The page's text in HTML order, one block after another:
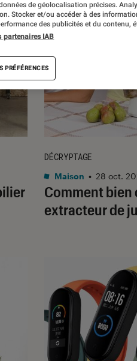
Comment bien
extracteur de
DÉCRYPTAGE
Maison • 28 oct.
de géolocalisation précises.
Stocker et/ou accéder à des
des publicités et du contenu,
partenaires IAB
PRÉFÉRENCES